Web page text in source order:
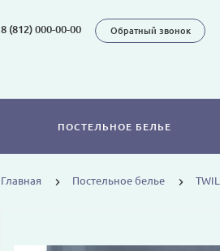
8 (812) 000-00-00 Обратный звонок
ПОСТЕЛЬНОЕ БЕЛЬЕ
Главная Постельное белье